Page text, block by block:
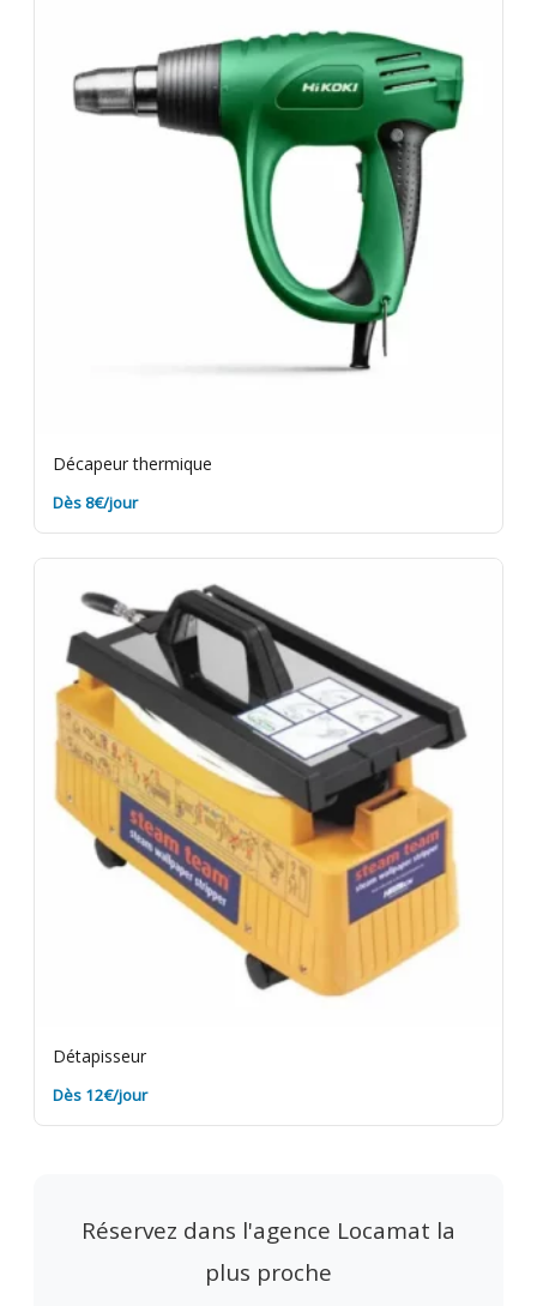
Assurance bris de machine en option.
Décapeur thermique
Dès 8€/jour
Détapisseur
Dès 12€/jour
Réservez dans l'agence Locamat la
plus proche